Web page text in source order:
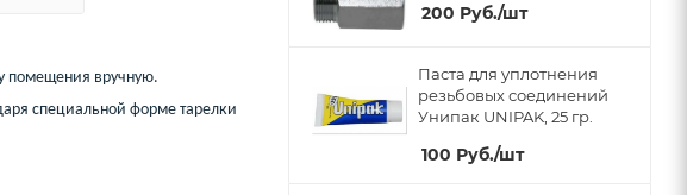
помещения вручную.
специальной форме тарелки
200 Руб./шт
Паста для уплотнения
резьбовых соединений
Унипак UNIPAK, 25 гр.
100 Руб./шт